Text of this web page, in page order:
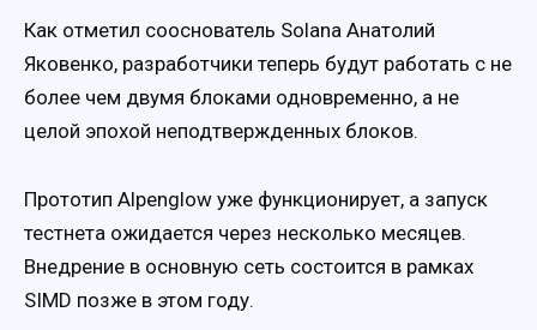
Как отметил сооснователь Solana Анатолий
Яковенко, разработчики теперь будут работать с не
более чем двумя блоками одновременно, а не
целой эпохой неподтвержденных блоков.
Прототип Alpenglow уже функционирует, а запуск
тестнета ожидается через несколько месяцев.
Внедрение в основную сеть состоится в рамках
SIMD позже в этом году.